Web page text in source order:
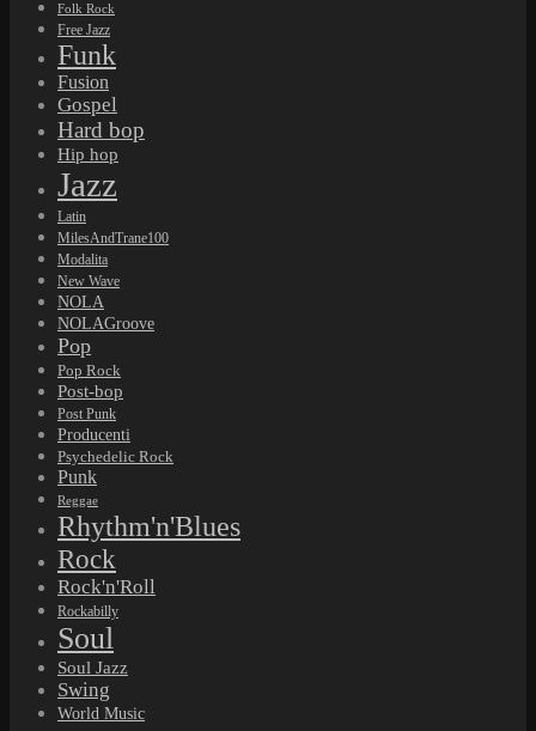
Folk Rock
Free Jazz
Funk
Fusion
Gospel
Hard bop
Hip hop
Jazz
Latin
MilesAndTrane100
Modalita
New Wave
NOLA
NOLAGroove
Pop
Pop Rock
Post-bop
Post Punk
Producenti
Psychedelic Rock
Punk
Reggae
Rhythm'n'Blues
Rock
Rock'n'Roll
Rockabilly
Soul
Soul Jazz
Swing
World Music